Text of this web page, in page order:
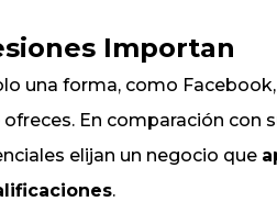
Importan
una forma, como
En comparación con
elijan un negocio que
.